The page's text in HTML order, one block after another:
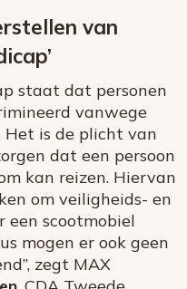
van
staat dat personen
vanwege
Het is de plicht van
dat een persoon
kan reizen. Hiervan
om veiligheids- en
een scootmobiel
mogen er ook geen
zegt MAX